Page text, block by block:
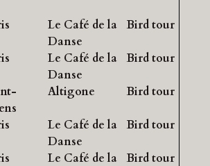
Le Café de la
Danse
Bird tour
Le Café de la
Danse
Bird tour
Altigone Bird tour
Le Café de la
Danse
Bird tour
Le Café de la Bird tour